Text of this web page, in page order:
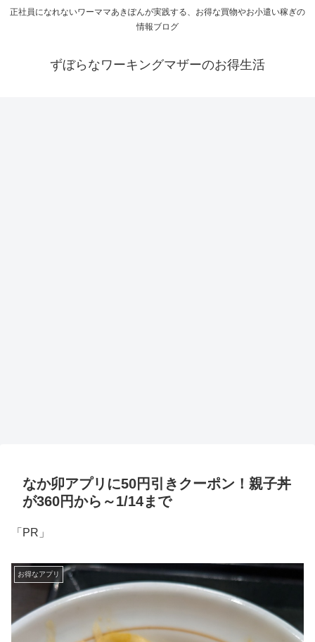
正社員になれないワーママあきぽんが実践する、お得な買物やお小遣い稼ぎの
情報ブログ
ずぼらなワーキングマザーのお得生活
なか卯アプリに50円引きクーポン！親子丼
が360円から～1/14まで
「PR」
お得なアプリ